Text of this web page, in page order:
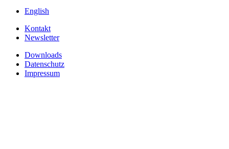
English
Kontakt
Newsletter
Downloads
Datenschutz
Impressum